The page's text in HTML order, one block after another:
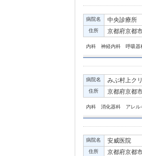
病院名 中央診療所
住所 京都府京都
内科 神経内科 呼吸
病院名 みぶ村上ク
住所 京都府京都
内科 消化器科 アレル
病院名 安威医院
住所 京都府京都